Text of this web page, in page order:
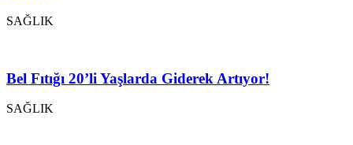
SAĞLIK
Bel Fıtığı 20’li Yaşlarda Giderek Artıyor!
SAĞLIK